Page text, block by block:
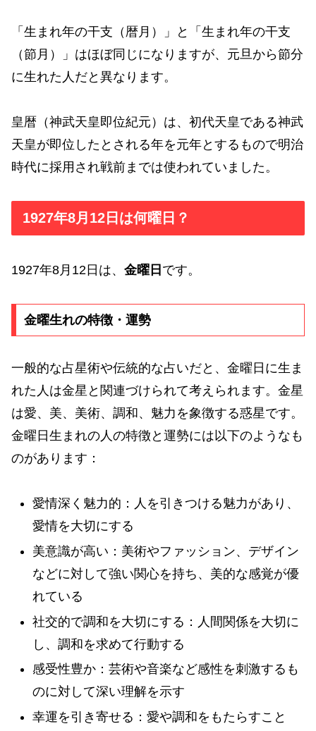
「生まれ年の干支（暦月）」と「生まれ年の干支
（節月）」はほぼ同じになりますが、元旦から節分
に生れた人だと異なります。
皇暦（神武天皇即位紀元）は、初代天皇である神武
天皇が即位したとされる年を元年とするもので明治
時代に採用され戦前までは使われていました。
1927年8月12日は何曜日？
1927年8月12日は、 金曜日 です。
金曜生れの特徴・運勢
一般的な占星術や伝統的な占いだと、金曜日に生ま
れた人は金星と関連づけられて考えられます。金星
は愛、美、美術、調和、魅力を象徴する惑星です。
金曜日生まれの人の特徴と運勢には以下のようなも
のがあります：
愛情深く魅力的：人を引きつける魅力があり、
愛情を大切にする
美意識が高い：美術やファッション、デザイン
などに対して強い関心を持ち、美的な感覚が優
れている
社交的で調和を大切にする：人間関係を大切に
し、調和を求めて行動する
感受性豊か：芸術や音楽など感性を刺激するも
のに対して深い理解を示す
幸運を引き寄せる：愛や調和をもたらすこと